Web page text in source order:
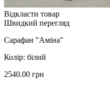
Відкласти товар
Швидкий перегляд
Сарафан "Аміна"
Колір: білий
2540.00 грн